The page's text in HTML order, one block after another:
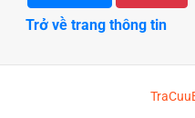
Trở về trang thông tin